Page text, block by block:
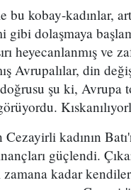
kobay-kadınlar,
dolaşmaya
heyecanlanmış ve
Avrupalılar, din
şu ki, Avrupa
kadının
güçlendi.
zamana kadar